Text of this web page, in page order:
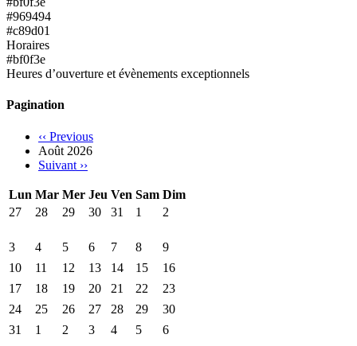
#969494
#c89d01
Horaires
#bf0f3e
Heures d’ouverture et évènements exceptionnels
Pagination
‹‹ Previous
Août 2026
Suivant ››
Lun Mar Mer Jeu Ven Sam Dim
27
28 29 30 31 1 2
3 4 5 6 7 8
9
10
11 12 13 14 15
16
17
18 19 20 21 22
23
24
25 26 27 28 29
30
31
1 2 3 4 5 6